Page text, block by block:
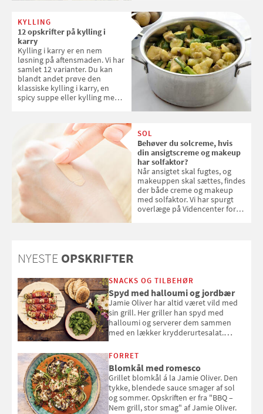
KYLLING
12 opskrifter på kylling i
karry
Kylling i karry er en nem
løsning på aftensmaden. Vi har
samlet 12 varianter. Du kan
blandt andet prøve den
klassiske kylling i karry, en
spicy suppe eller kylling med
SOL
Behøver du solcreme, hvis
din ansigtscreme og makeup
har solfaktor?
Når ansigtet skal fugtes, og
makeuppen skal sættes, findes
der både creme og makeup
med solfaktor. Vi har spurgt
overlæge på Videncenter for
NYESTE OPSKRIFTER
SNACKS OG TILBEHØR
Spyd med halloumi og jordbær
Jamie Oliver har altid været vild med
sin grill. Her griller han spyd med
halloumi og serverer dem sammen
med en lækker krydderurtesalat.
smag" af Jamie Oliver.
FORRET
Blomkål med romesco
Grillet blomkål á la Jamie Oliver. Den
tykke, blendede sauce smager af sol
og sommer. Opskriften er fra "BBQ –
Nem grill, stor smag" af Jamie Oliver.